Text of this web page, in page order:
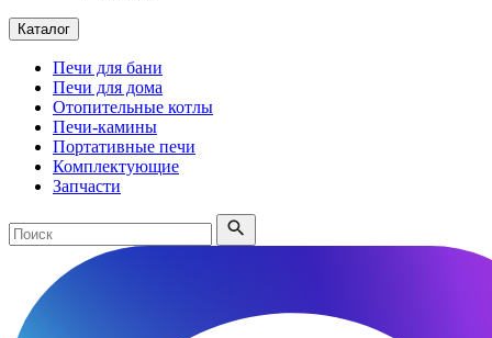
Каталог
Печи для бани
Печи для дома
Отопительные котлы
Печи-камины
Портативные печи
Комплектующие
Запчасти